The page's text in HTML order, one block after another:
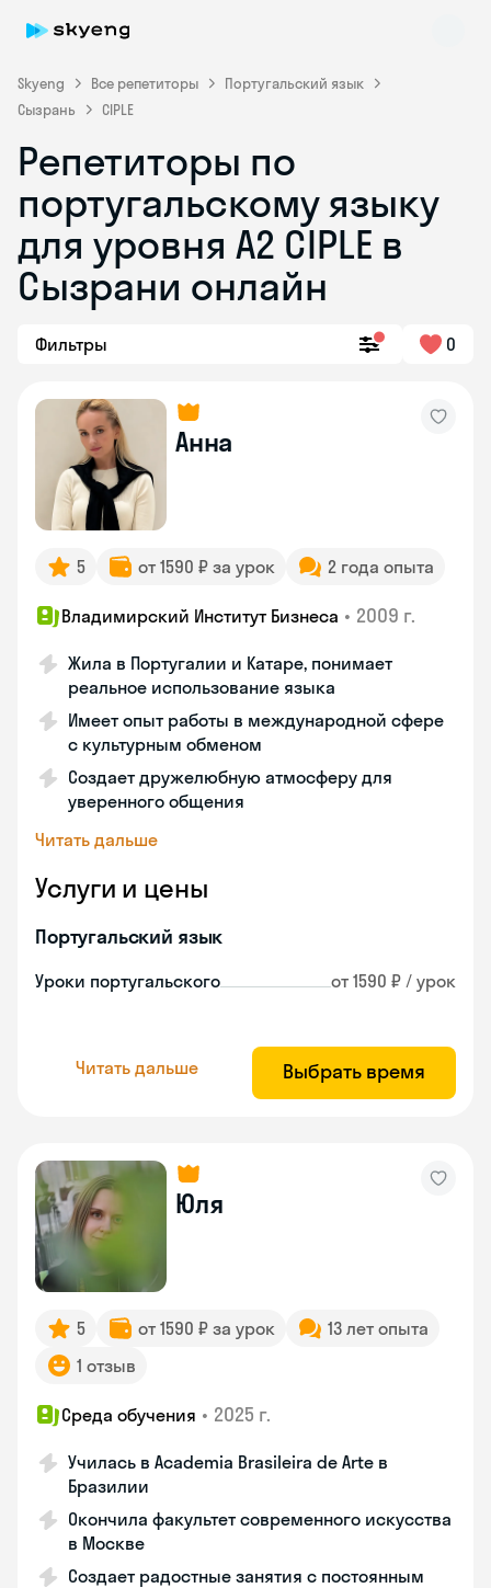
Skyeng Все репетиторы
Португальский язык
Сызрань
CIPLE
Репетиторы по
португальскому языку
для уровня A2 CIPLE в
Сызрани онлайн
Фильтры 0
Анна
5 от 1590 ₽ за урок 2 года опыта
Владимирский Институт Бизнеса • 2009 г.
Жила в Португалии и Катаре, понимает
реальное использование языка
Имеет опыт работы в международной сфере
с культурным обменом
Создает дружелюбную атмосферу для
уверенного общения
Читать дальше
Услуги и цены
Португальский язык
Уроки португальского от 1590 ₽ / урок
Читать дальше Выбрать время
Юля
5 от 1590 ₽ за урок
13 лет опыта
1 отзыв
Среда обучения • 2025 г.
Училась в Academia Brasileira de Arte в
Бразилии
Окончила факультет современного искусства
в Москве
Создает радостные занятия с постоянным
Skyeng Chat
online